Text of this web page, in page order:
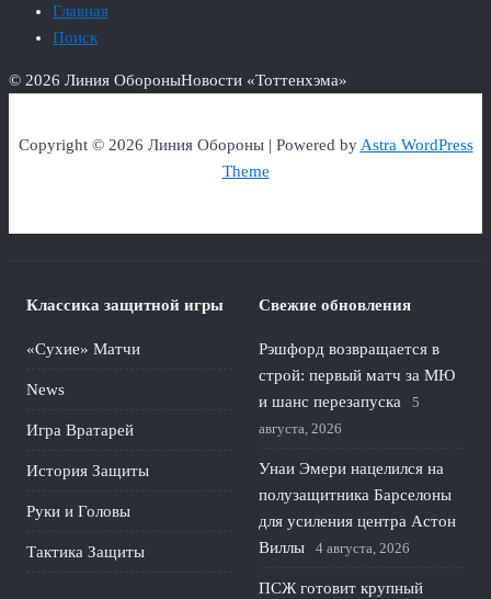
Главная
Поиск
© 2026 Линия ОбороныНовости «Тоттенхэма»
Copyright © 2026 Линия Обороны | Powered byAstra WordPress
Theme
Классика защитной игры
«Сухие» Матчи
News
Игра Вратарей
История Защиты
Руки и Головы
Тактика Защиты
Свежие обновления
Рэшфорд возвращается в
строй: первый матч за МЮ
и шанс перезапуска
5
августа, 2026
Унаи Эмери нацелился на
полузащитника Барселоны
для усиления центра Астон
Виллы
4 августа, 2026
ПСЖ готовит крупный